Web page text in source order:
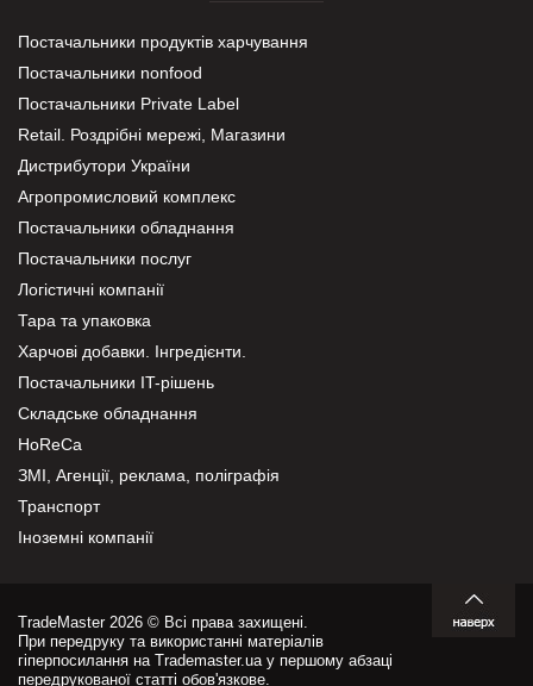
Постачальники продуктів харчування
Постачальники nonfood
Постачальники Private Label
Retail. Роздрібні мережі, Магазини
Дистрибутори України
Агропромисловий комплекс
Постачальники обладнання
Постачальники послуг
Логістичні компанії
Тара та упаковка
Харчові добавки. Інгредієнти.
Постачальники IT-рішень
Складське обладнання
HoReCa
ЗМІ, Агенції, реклама, поліграфія
Транспорт
Іноземні компанії
TradeMaster 2026 © Всі права захищені.
При передруку та використанні матеріалів
гіперпосилання на Trademaster.ua у першому абзаці
передрукованої статті обов'язкове.